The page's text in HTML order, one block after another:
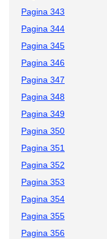
Pagina 343
Pagina 344
Pagina 345
Pagina 346
Pagina 347
Pagina 348
Pagina 349
Pagina 350
Pagina 351
Pagina 352
Pagina 353
Pagina 354
Pagina 355
Pagina 356